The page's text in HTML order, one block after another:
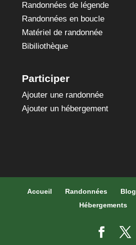
Randonnées de légende
Randonnées en boucle
Matériel de randonnée
Bibiliothèque
Participer
Ajouter une randonnée
Ajouter un hébergement
Accueil Randonnées Blog
Hébergements